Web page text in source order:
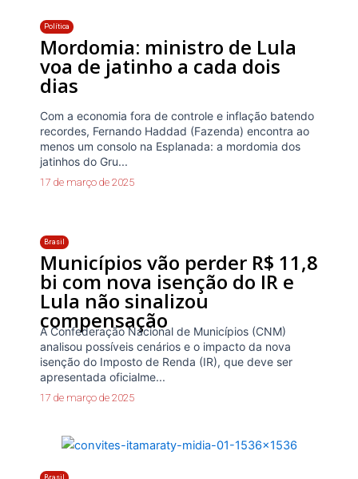
Política
Mordomia: ministro de Lula
voa de jatinho a cada dois
dias
Com a economia fora de controle e inflação batendo
recordes, Fernando Haddad (Fazenda) encontra ao
menos um consolo na Esplanada: a mordomia dos
jatinhos do Gru...
17 de março de 2025
Brasil
Municípios vão perder R$ 11,8
bi com nova isenção do IR e
Lula não sinalizou
compensação
A Confederação Nacional de Municípios (CNM)
analisou possíveis cenários e o impacto da nova
isenção do Imposto de Renda (IR), que deve ser
apresentada oficialme...
17 de março de 2025